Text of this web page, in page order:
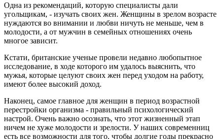
Одна из рекомендаций, которую специалисты дали
угольщикам, - изучать своих жен. Женщины в зрелом возрасте
нуждаются во внимании и любви ничуть не меньше, чем в
молодости, а от мужчин в семейных отношениях очень
многое зависит.
Кстати, британские ученые провели недавно любопытное
исследование, в ходе которого им удалось выяснить, что
мужья, которые целуют своих жен перед уходом на работу,
имеют более высокий доход.
Наконец, самое главное для женщин в период возрастной
перестройки организма - правильный психологический
настрой. Очень важно осознать, что этот жизненный этап
ничем не хуже молодости и зрелости. У наших современниц
есть все возможности для того, чтобы долгие годы прекрасно